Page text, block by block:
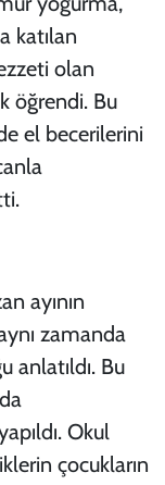
katılan
olan
öğrendi. Bu
el becerilerini
ayının
zamanda
anlatıldı. Bu
Okul
çocukların